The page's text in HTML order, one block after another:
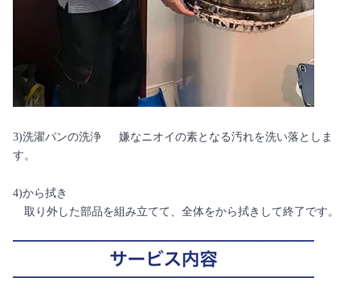
3)洗濯パンの洗浄 嫌なニオイの素となる汚れを洗い落としま
す。
4)から拭き
取り外した部品を組み立てて、全体をから拭きして終了です。